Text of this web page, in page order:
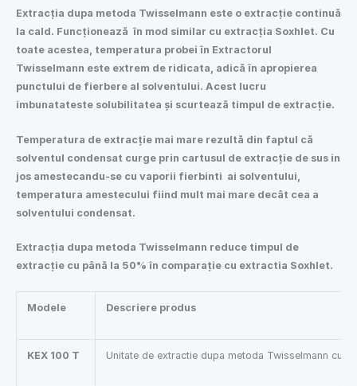
Extracția dupa metoda Twisselmann este o extracție continuă
la cald. Funcționează în mod similar cu extracția Soxhlet. Cu
toate acestea, temperatura probei în Extractorul
Twisselmann este extrem de ridicata, adică în apropierea
punctului de fierbere al solventului. Acest lucru
imbunatateste solubilitatea și scurtează timpul de extracție.
Temperatura de extracție mai mare rezultă din faptul că
solventul condensat curge prin cartusul de extracție de sus in
jos amestecandu-se cu vaporii fierbinti ai solventului,
temperatura amestecului fiind mult mai mare decât cea a
solventului condensat.
Extracția dupa metoda Twisselmann reduce timpul de
extracție cu până la 50% în comparație cu extractia Soxhlet.
Modele Descriere produs
KEX 100 T Unitate de extractie dupa metoda Twisselmann cu